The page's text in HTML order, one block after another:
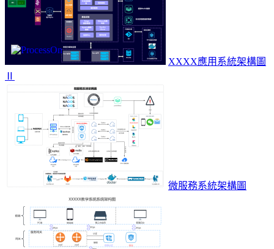
XXXX應用系統架構圖
微服務系統架構圖